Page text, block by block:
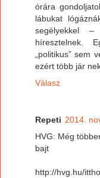
órára
lábukat
segélyekkel
híresztelnek.
„politikus” sem
ezért több jár
Válasz
Repeti 2014.
HVG: Még
bajt
http://hvg.hu/